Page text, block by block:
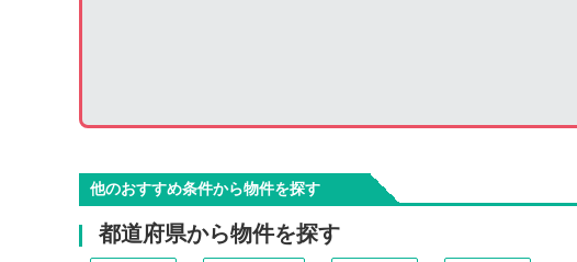
他のおすすめ条件から物件を探す
都道府県から物件を探す